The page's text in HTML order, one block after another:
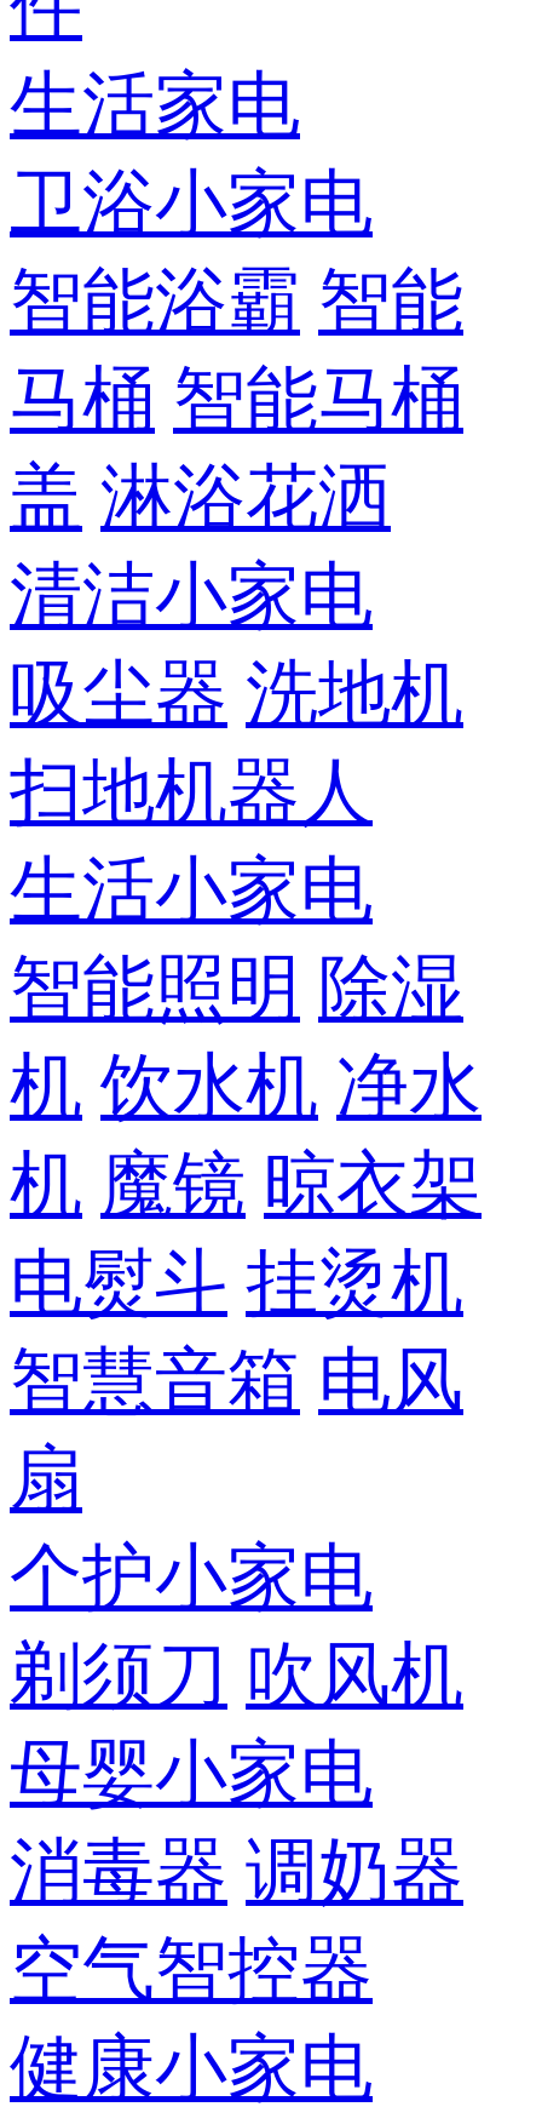
生活家电
卫浴小家电
智能浴霸 智能
马桶 智能马桶
盖 淋浴花洒
清洁小家电
吸尘器 洗地机
扫地机器人
生活小家电
智能照明 除湿
机 饮水机 净水
机 魔镜 晾衣架
电熨斗 挂烫机
智慧音箱 电风
扇
个护小家电
剃须刀 吹风机
母婴小家电
消毒器 调奶器
空气智控器
健康小家电